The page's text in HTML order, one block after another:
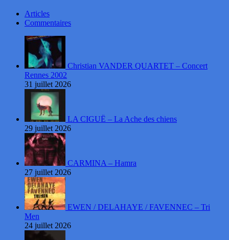
Articles
Commentaires
Christian VANDER QUARTET – Concert
Rennes 2002
31 juillet 2026
LA CIGUË – La Ache des chiens
29 juillet 2026
CARMINA – Hamra
27 juillet 2026
EWEN / DELAHAYE / FAVENNEC – Tri
Men
24 juillet 2026